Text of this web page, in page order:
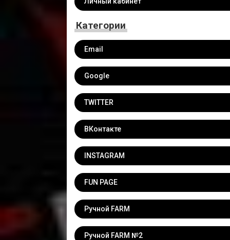
Категории
Email
Google
TWITTER
ВКонтакте
INSTAGRAM
FUN PAGE
Ручной FARM
Ручной FARM №2